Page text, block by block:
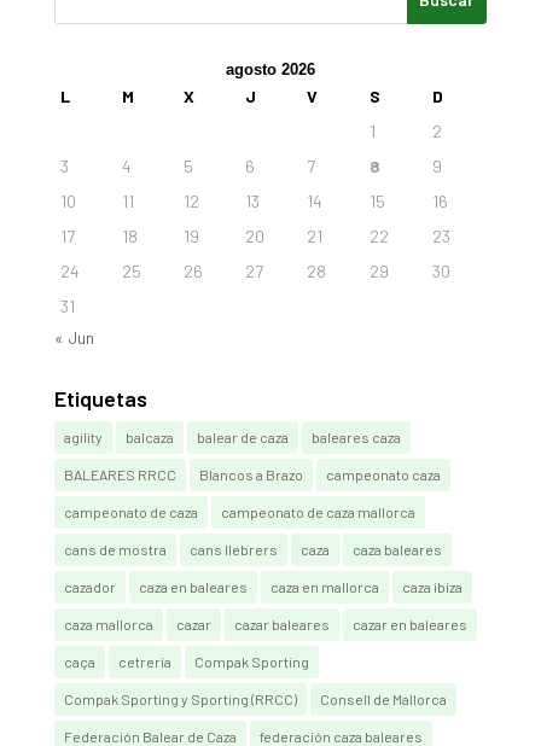
agosto 2026
L M X J V S
D
1
2
3
4 5 6 7 8
9
10
11 12 13 14 15
16
17
18 19 20 21 22
23
24
25 26 27 28 29
30
31
« Jun
Etiquetas
agility balcaza balear de caza baleares caza
BALEARES RRCC Blancos a Brazo campeonato caza
campeonato de caza campeonato de caza mallorca
cans de mostra cans llebrers caza caza baleares
cazador caza en baleares caza en mallorca caza ibiza
caza mallorca cazar cazar baleares cazar en baleares
caça cetrería Compak Sporting
Compak Sporting y Sporting (RRCC) Consell de Mallorca
Federación Balear de Caza federación caza baleares